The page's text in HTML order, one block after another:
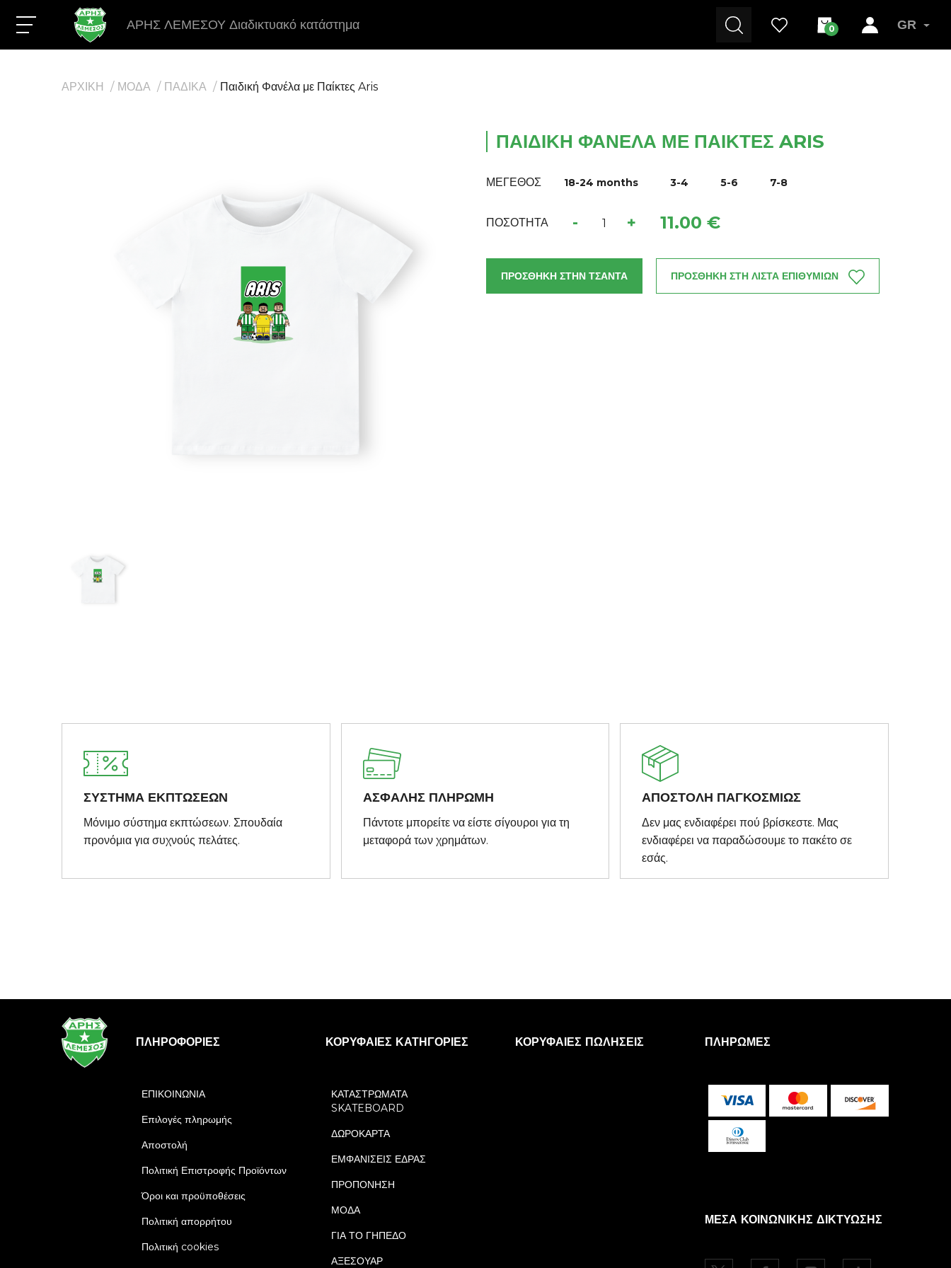
ΑΡΗΣ ΛΕΜΕΣΟΥ Διαδικτυακό κατάστημα 0 GR
ΑΡΧΙΚΗ ΜΟΔΑ ΠΑΔΙΚΑ Παιδική Φανέλα με Παίκτες Aris
ΠΑΙΔΙΚΉ ΦΑΝΈΛΑ ΜΕ ΠΑΊΚΤΕΣ ARIS
ΜΕΓΕΘΟΣ 18-24 months 3-4 5-6 7-8
ΠΟΣΟΤΗΤΑ - + 11.00 €
ΠΡΟΣΘΗΚΗ ΣΤΗΝ ΤΣΑΝΤΑ ΠΡΟΣΘΗΚΗ ΣΤΗ ΛΙΣΤΑ ΕΠΙΘΥΜΙΩΝ
ΣΥΣΤΗΜΑ ΕΚΠΤΩΣΕΩΝ
Μόνιμο σύστημα εκπτώσεων. Σπουδαία
προνόμια για συχνούς πελάτες.
ΑΣΦΑΛΗΣ ΠΛΗΡΩΜΗ
Πάντοτε μπορείτε να είστε σίγουροι για τη
μεταφορά των χρημάτων.
ΑΠΟΣΤΟΛΗ ΠΑΓΚΟΣΜΙΩΣ
Δεν μας ενδιαφέρει πού βρίσκεστε. Μας
ενδιαφέρει να παραδώσουμε το πακέτο σε
εσάς.
ΠΛΗΡΟΦΟΡΊΕΣ
ΕΠΙΚΟΙΝΩΝΙΑ
Επιλογές πληρωμής
Αποστολή
Πολιτική Επιστροφής Προϊόντων
Όροι και προϋποθέσεις
Πολιτική απορρήτου
Πολιτική cookies
ΚΟΡΥΦΑΊΕΣ ΚΑΤΗΓΟΡΊΕΣ
ΚΑΤΑΣΤΡΩΜΑΤΑ
SKATEBOARD
ΔΩΡΟΚΑΡΤΑ
ΕΜΦΑΝΙΣΕΙΣ ΕΔΡΑΣ
ΠΡΟΠΟΝΗΣΗ
ΜΟΔΑ
ΓΙΑ ΤΟ ΓΗΠΕΔΟ
ΑΞΕΣΟΥΑΡ
ΚΟΡΥΦΑΊΕΣ ΠΩΛΉΣΕΙΣ ΠΛΗΡΩΜΈΣ
ΜΈΣΑ ΚΟΙΝΩΝΙΚΉΣ ΔΙΚΤΎΩΣΗΣ